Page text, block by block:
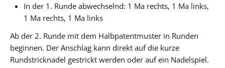
In der 1. Runde abwechselnd: 1 Ma rechts, 1 Ma links,
1 Ma rechts, 1 Ma links
Ab der 2. Runde mit dem Halbpatentmuster in Runden
beginnen. Der Anschlag kann direkt auf die kurze
Rundstricknadel gestrickt werden oder auf ein Nadelspiel.